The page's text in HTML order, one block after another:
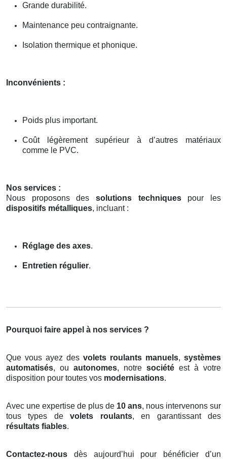
Grande durabilité.
Maintenance peu contraignante.
Isolation thermique et phonique.
Inconvénients :
Poids plus important.
Coût légèrement supérieur à d’autres matériaux
comme le PVC.
Nos services :
Nous proposons des solutions techniquespour les
dispositifs métalliques, incluant :
Réglage des axes.
Entretien régulier.
Pourquoi faire appel à nos services ?
Que vous ayez des volets roulants manuels, systèmes
automatisés, ou autonomes, notre société est à votre
disposition pour toutes vos modernisations.
Avec une expertise de plus de 10 ans, nous intervenons sur
tous types devolets roulants, en garantissant des
résultats fiables.
Contactez-nous dès aujourd’hui pour bénéficier d’un